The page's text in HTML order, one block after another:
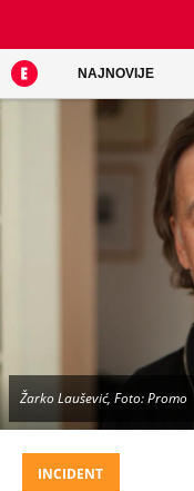
NAJNOVIJE
Žarko Laušević, Foto: Promo
INCIDENT